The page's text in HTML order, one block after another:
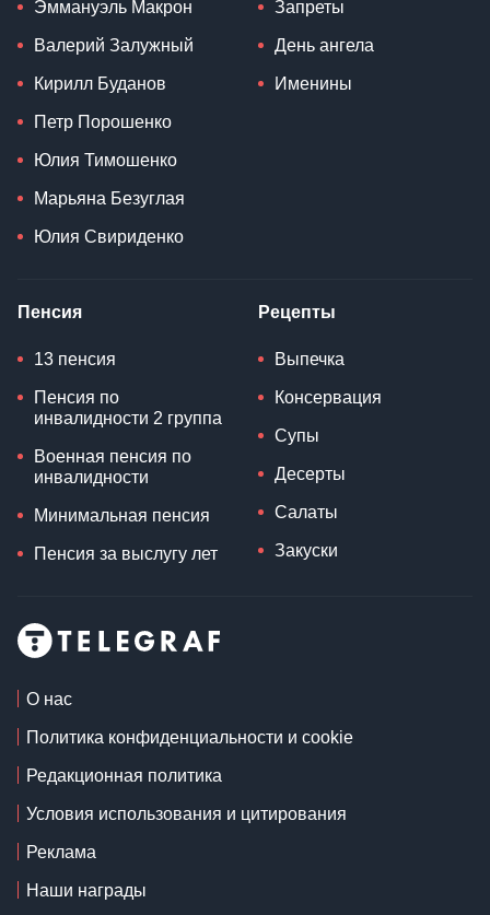
Эммануэль Макрон
Валерий Залужный
Кирилл Буданов
Петр Порошенко
Юлия Тимошенко
Марьяна Безуглая
Юлия Свириденко
Запреты
День ангела
Именины
Пенсия
13 пенсия
Пенсия по
инвалидности 2 группа
Военная пенсия по
инвалидности
Минимальная пенсия
Пенсия за выслугу лет
Рецепты
Выпечка
Консервация
Супы
Десерты
Салаты
Закуски
О нас
Политика конфиденциальности и cookie
Редакционная политика
Условия использования и цитирования
Реклама
Наши награды